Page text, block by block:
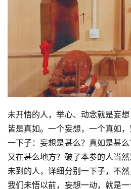
提
题
公
善
未开悟的人，举心、动念就是妄
皆是真如。一个妄想，一个真如
一下子：妄想是甚么？真如是甚么
又在甚么地方？破了本参的人当
未到的人，详细分别一下子，不然
我们未悟以前，妄想一动，就是